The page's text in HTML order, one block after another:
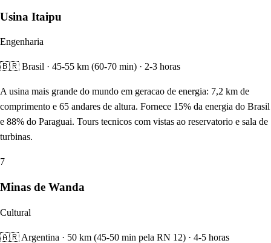
Usina Itaipu
Engenharia
🇧🇷 Brasil · 45-55 km (60-70 min) · 2-3 horas
A usina mais grande do mundo em geracao de energia: 7,2 km de
comprimento e 65 andares de altura. Fornece 15% da energia do Brasil
e 88% do Paraguai. Tours tecnicos com vistas ao reservatorio e sala de
turbinas.
7
Minas de Wanda
Cultural
🇦🇷 Argentina · 50 km (45-50 min pela RN 12) · 4-5 horas